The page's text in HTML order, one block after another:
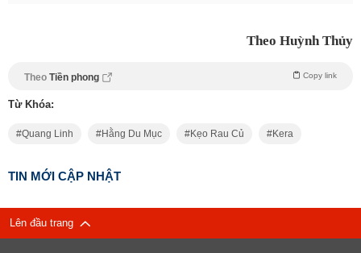
Theo Huỳnh Thủy
Theo Tiền phong Copy link
Từ Khóa:
Quang Linh Hằng Du Mục Kẹo Rau Củ Kera
TIN MỚI CẬP NHẬT
Lên đầu trang